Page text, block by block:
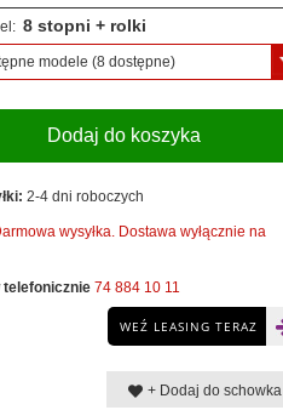
8 stopni + rolki
modele (8 dostępne)
Dodaj do koszyka
2-4 dni roboczych
wysyłka. Dostawa wyłącznie na
telefonicznie 74 884 10 11
WEŹ LEASING TERAZ
+ Dodaj do schowka